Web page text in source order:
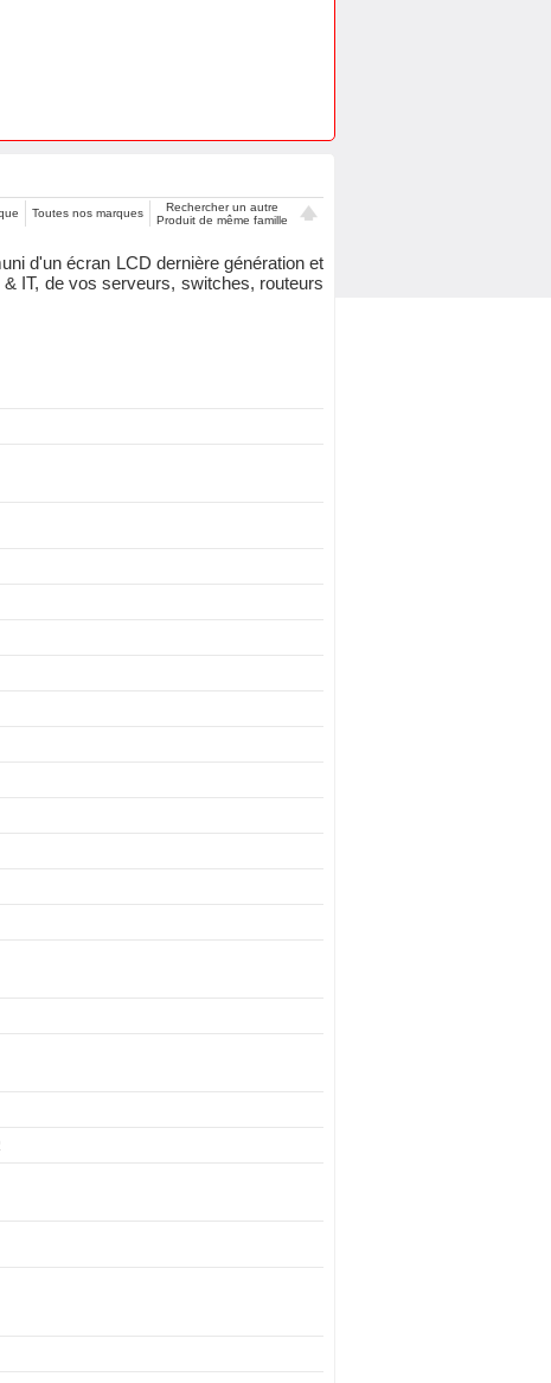
Toutes nos marques
Rechercher un autre
Produit de même famille
d'un écran LCD dernière génération et
IT, de vos serveurs, switches, routeurs